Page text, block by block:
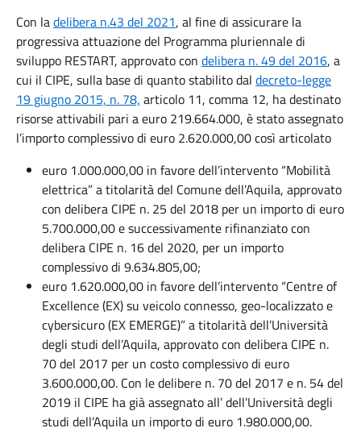
Con ladelibera n.43 del 2021, al fine di assicurare la
progressiva attuazione del Programma pluriennale di
sviluppo RESTART, approvato con delibera n. 49 del 2016, a
cui il CIPE, sulla base di quanto stabilito dal decreto-legge
19 giugno 2015, n. 78, articolo 11, comma 12, ha destinato
risorse attivabili pari a euro 219.664.000, è stato assegnato
l’importo complessivo di euro 2.620.000,00 così articolato
euro 1.000.000,00 in favore dell’intervento “Mobilità
elettrica” a titolarità del Comune dell’Aquila, approvato
con delibera CIPE n. 25 del 2018 per un importo di euro
5.700.000,00 e successivamente rifinanziato con
delibera CIPE n. 16 del 2020, per un importo
complessivo di 9.634.805,00;
euro 1.620.000,00 in favore dell’intervento “Centre of
Excellence (EX) su veicolo connesso, geo-localizzato e
cybersicuro (EX EMERGE)” a titolarità dell’Università
degli studi dell’Aquila, approvato con delibera CIPE n.
70 del 2017 per un costo complessivo di euro
3.600.000,00. Con le delibere n. 70 del 2017 e n. 54 del
2019 il CIPE ha già assegnato all’ dell’Università degli
studi dell’Aquila un importo di euro 1.980.000,00.